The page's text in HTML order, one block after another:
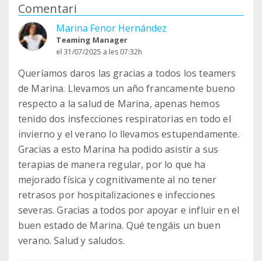
Comentari
Marina Fenor Hernández
Teaming Manager
el 31/07/2025 a les 07:32h
Queríamos daros las gracias a todos los teamers
de Marina. Llevamos un año francamente bueno
respecto a la salud de Marina, apenas hemos
tenido dos insfecciones respiratorias en todo el
invierno y el verano lo llevamos estupendamente.
Gracias a esto Marina ha podido asistir a sus
terapias de manera regular, por lo que ha
mejorado física y cognitivamente al no tener
retrasos por hospitalizaciones e infecciones
severas. Gracias a todos por apoyar e influir en el
buen estado de Marina. Qué tengáis un buen
verano. Salud y saludos.